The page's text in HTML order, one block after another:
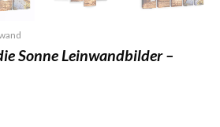
Sonne Leinwandbilder –